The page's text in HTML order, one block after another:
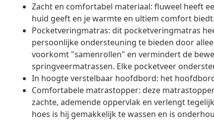
Zacht en comfortabel materiaal: fluweel heeft
huid geeft en je warmte en ultiem comfort biedt.
Pocketveringmatras: dit pocketveringmatras
persoonlijke ondersteuning te bieden door
voorkomt "samenrollen" en vermindert de
springveermatrassen. Elke pocketveer
In hoogte verstelbaar hoofdbord: het
Comfortabele matrastopper: deze
zachte, ademende oppervlak en verlengt
hoes is hij gemakkelijk te wassen en is